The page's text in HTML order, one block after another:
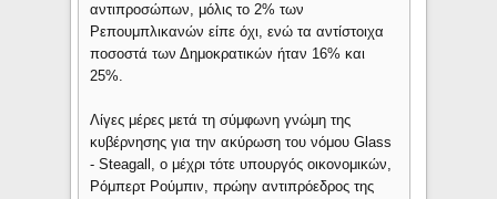
αντιπροσώπων, μόλις το 2% των
Ρεπουμπλικανών είπε όχι, ενώ τα αντίστοιχα
ποσοστά των Δημοκρατικών ήταν 16% και
25%.
Λίγες μέρες μετά τη σύμφωνη γνώμη της
κυβέρνησης για την ακύρωση του νόμου Glass
- Steagall, ο μέχρι τότε υπουργός οικονομικών,
Ρόμπερτ Ρούμπιν, πρώην αντιπρόεδρος της